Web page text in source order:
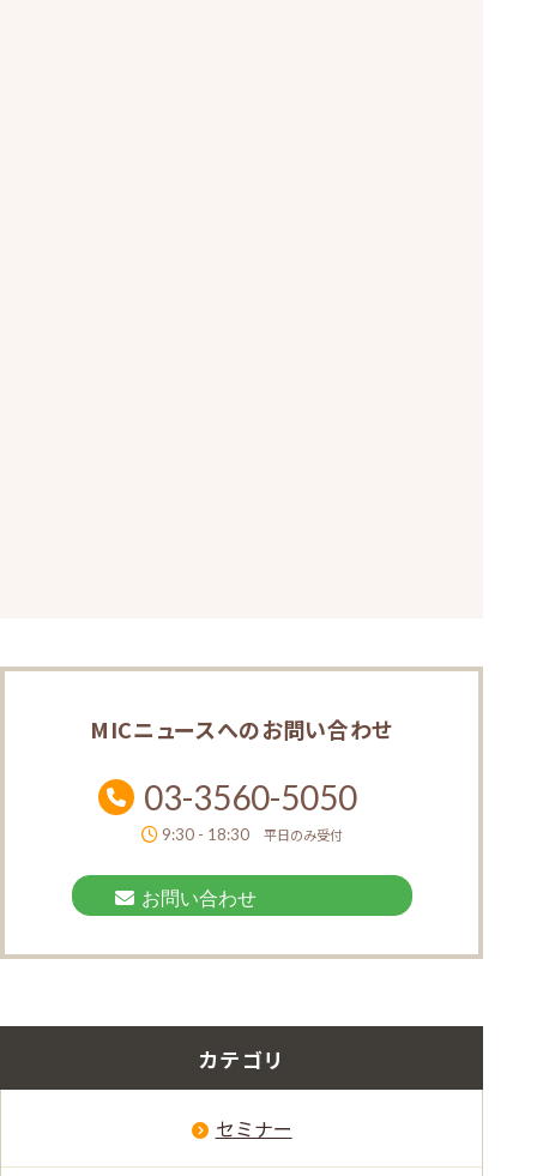
MICニュースへのお問い合わせ
03-3560-5050
9:30 - 18:30 平日のみ受付
お問い合わせ
カテゴリ
セミナー